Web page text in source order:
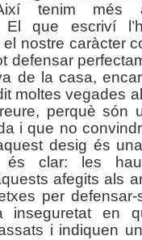
tenim més
El que escriví
nostre caràcter
defensar
de la casa,
moltes vegades
perquè són
i que no
desig és
és clar: les
afegits als
per defensar-
inseguretat en
i indiquen